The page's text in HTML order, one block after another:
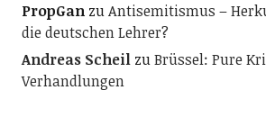
PropGanzuAntisemitismus –
die deutschen Lehrer?
Andreas ScheilzuBrüssel: Pure
Verhandlungen